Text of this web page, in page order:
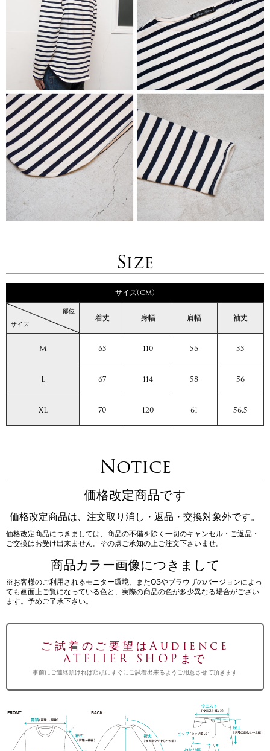
Size
サイズ(cm)
サイズ
部位
着丈 身幅 肩幅 袖丈
M 65 110 56 55
L 67 114 58 56
XL 70 120 61 56.5
Notice
価格改定商品です
価格改定商品は、注文取り消し・返品・交換対象外です。
価格改定商品につきましては、商品の不備を除く一切のキャンセル・ご返品・
ご交換はお受け出来ません。その点ご承知の上ご注文下さいませ。
商品カラー画像につきまして
※お客様のご利用されるモニター環境、またOSやブラウザのバージョンによっ
ても画面上ご覧になっている色と、実際の商品の色が多少異なる場合がござい
ます。予めご了承下さい。
ご試着のご要望はAudience
ATELIER SHOPまで
事前にご連絡頂ければ店頭にすぐにご試着出来るようご用意させて頂きます